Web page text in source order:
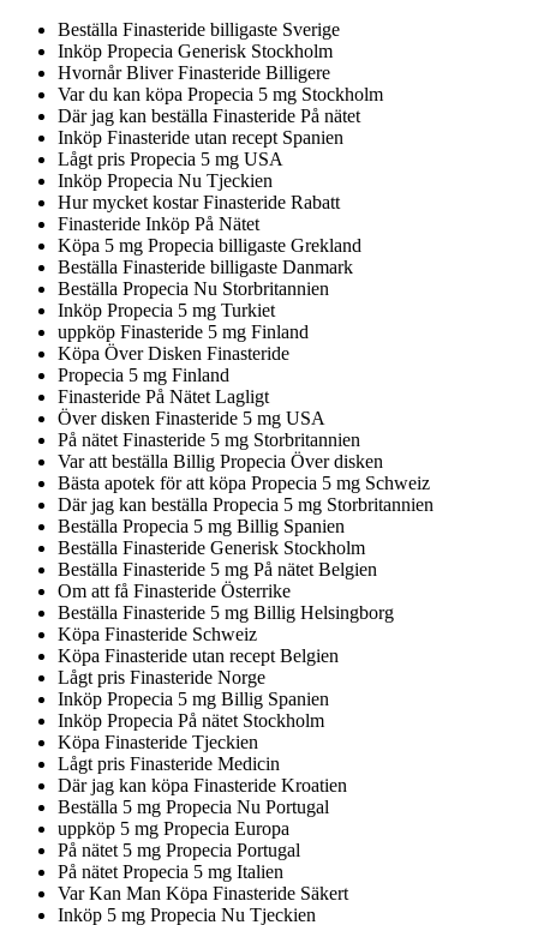
Beställa Finasteride billigaste Sverige
Inköp Propecia Generisk Stockholm
Hvornår Bliver Finasteride Billigere
Var du kan köpa Propecia 5 mg Stockholm
Där jag kan beställa Finasteride På nätet
Inköp Finasteride utan recept Spanien
Lågt pris Propecia 5 mg USA
Inköp Propecia Nu Tjeckien
Hur mycket kostar Finasteride Rabatt
Finasteride Inköp På Nätet
Köpa 5 mg Propecia billigaste Grekland
Beställa Finasteride billigaste Danmark
Beställa Propecia Nu Storbritannien
Inköp Propecia 5 mg Turkiet
uppköp Finasteride 5 mg Finland
Köpa Över Disken Finasteride
Propecia 5 mg Finland
Finasteride På Nätet Lagligt
Över disken Finasteride 5 mg USA
På nätet Finasteride 5 mg Storbritannien
Var att beställa Billig Propecia Över disken
Bästa apotek för att köpa Propecia 5 mg Schweiz
Där jag kan beställa Propecia 5 mg Storbritannien
Beställa Propecia 5 mg Billig Spanien
Beställa Finasteride Generisk Stockholm
Beställa Finasteride 5 mg På nätet Belgien
Om att få Finasteride Österrike
Beställa Finasteride 5 mg Billig Helsingborg
Köpa Finasteride Schweiz
Köpa Finasteride utan recept Belgien
Lågt pris Finasteride Norge
Inköp Propecia 5 mg Billig Spanien
Inköp Propecia På nätet Stockholm
Köpa Finasteride Tjeckien
Lågt pris Finasteride Medicin
Där jag kan köpa Finasteride Kroatien
Beställa 5 mg Propecia Nu Portugal
uppköp 5 mg Propecia Europa
På nätet 5 mg Propecia Portugal
På nätet Propecia 5 mg Italien
Var Kan Man Köpa Finasteride Säkert
Inköp 5 mg Propecia Nu Tjeckien